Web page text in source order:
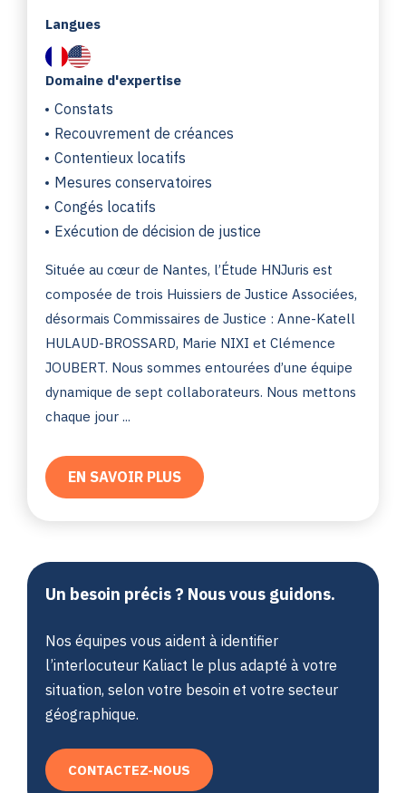
Domaine d'expertise
Constats
Recouvrement de créances
Contentieux locatifs
Mesures conservatoires
Congés locatifs
Exécution de décision de justice
Langues
Située au cœur de Nantes, l’Étude HNJuris est
composée de trois Huissiers de Justice Associées,
désormais Commissaires de Justice : Anne-Katell
HULAUD-BROSSARD, Marie NIXI et Clémence
JOUBERT. Nous sommes entourées d’une équipe
dynamique de sept collaborateurs. Nous mettons
chaque jour ...
EN SAVOIR PLUS
Un besoin précis ? Nous vous guidons.
Nos équipes vous aident à identifier
l’interlocuteur Kaliact le plus adapté à votre
situation, selon votre besoin et votre secteur
géographique.
CONTACTEZ-NOUS